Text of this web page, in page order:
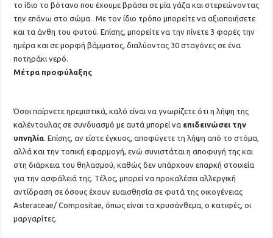
το ίδιο το βότανο που έχουμε βράσει σε μία γάζα και στερεώνοντας
την επάνω στο σώμα. Με τον ίδιο τρόπο μπορείτε να αξιοποιήσετε
και τα άνθη του φυτού. Επίσης, μπορείτε να την πίνετε 3 φορές την
ημέρα και σε μορφή βάμματος, διαλύοντας 30 σταγόνες σε ένα
ποτηράκι νερό.
Μέτρα προφύλαξης
Όσοι παίρνετε ηρεμιστικά, καλό είναι να γνωρίζετε ότι η λήψη της
καλέντουλας σε συνδυασμό με αυτά μπορεί να επιδεινώσει την
υπνηλία. Επίσης, αν είστε έγκυος, αποφύγετε τη λήψη από το στόμα,
αλλά και την τοπική εφαρμογή, ενώ συνιστάται η αποφυγή της και
στη διάρκεια του θηλασμού, καθώς δεν υπάρχουν επαρκή στοιχεία
για την ασφάλειά της. Τέλος, μπορεί να προκαλέσει αλλεργική
αντίδραση σε όσους έχουν ευαισθησία σε φυτά της οικογένειας
Asteraceae/ Compositae, όπως είναι τα χρυσάνθεμα, ο κατιφές, οι
μαργαρίτες.